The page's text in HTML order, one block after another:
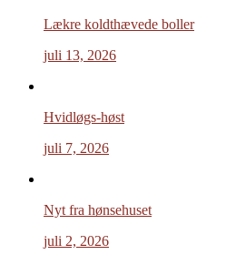
Lækre koldthævede boller
juli 13, 2026
Hvidløgs-høst
juli 7, 2026
Nyt fra hønsehuset
juli 2, 2026